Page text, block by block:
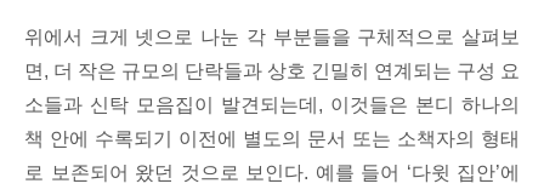
위에서 크게 넷으로 나눈 각 부분들을 구체적으로 살펴보
면, 더 작은 규모의 단락들과 상호 긴밀히 연계되는 구성 요
소들과 신탁 모음집이 발견되는데, 이것들은 본디 하나의
책 안에 수록되기 이전에 별도의 문서 또는 소책자의 형태
로 보존되어 왔던 것으로 보인다. 예를 들어 ‘다윗 집안’에